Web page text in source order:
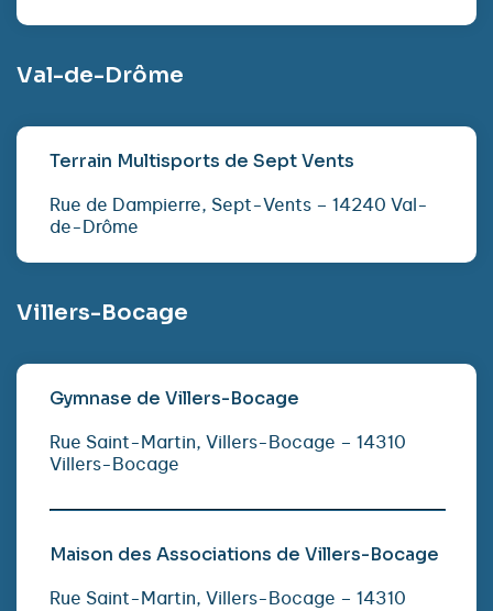
Val-de-Drôme
Terrain Multisports de Sept Vents
Rue de Dampierre, Sept-Vents – 14240 Val-
de-Drôme
Villers-Bocage
Gymnase de Villers-Bocage
Rue Saint-Martin, Villers-Bocage – 14310
Villers-Bocage
Maison des Associations de Villers-Bocage
Rue Saint-Martin, Villers-Bocage – 14310